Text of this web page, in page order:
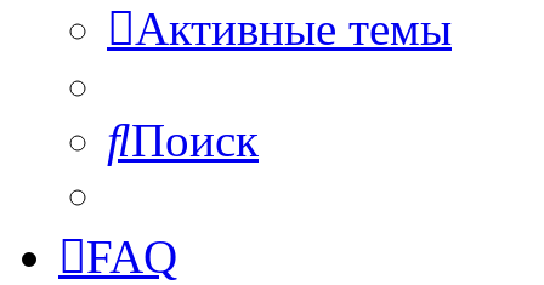
Активные темы
Поиск
FAQ